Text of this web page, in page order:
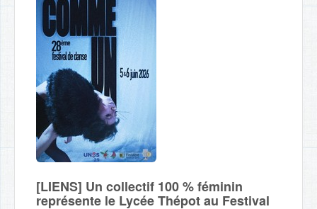
[LIENS] Un collectif 100 % féminin
représente le Lycée Thépot au Festival